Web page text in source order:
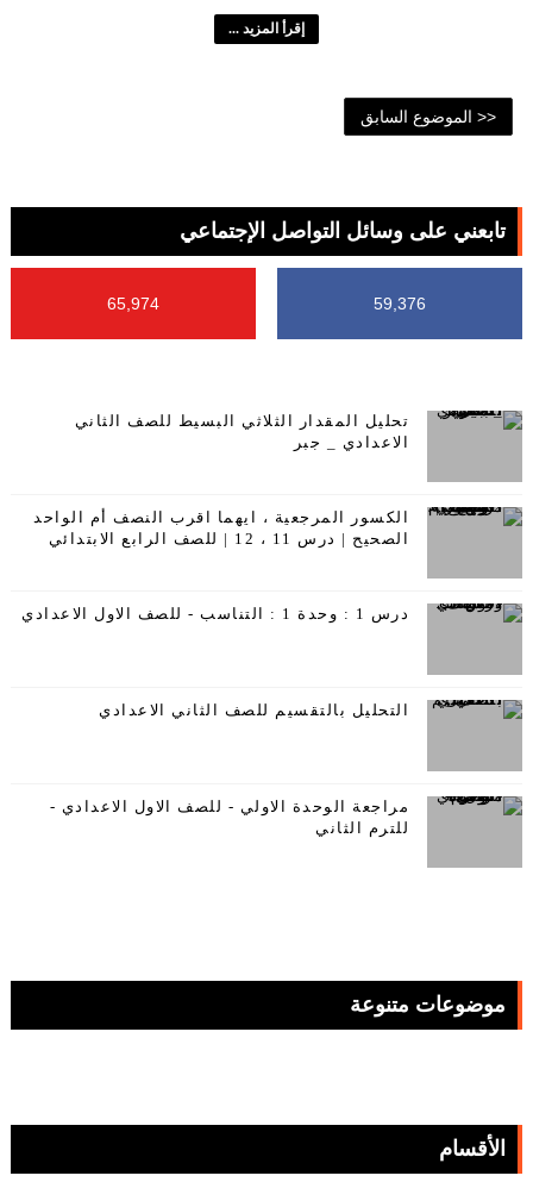
إقرأ المزيد ...
<< الموضوع السابق
تابعني على وسائل التواصل الإجتماعي
59,376
65,974
تحليل المقدار الثلاثي البسيط للصف الثاني
الاعدادي _ جبر
الكسور المرجعية ، ايهما اقرب النصف أم الواحد
الصحيح | درس 11 ، 12 | للصف الرابع الابتدائي
درس 1 : وحدة 1 : التناسب - للصف الاول الاعدادي
التحليل بالتقسيم للصف الثاني الاعدادي
مراجعة الوحدة الاولي - للصف الاول الاعدادي -
للترم الثاني
موضوعات متنوعة
الأقسام